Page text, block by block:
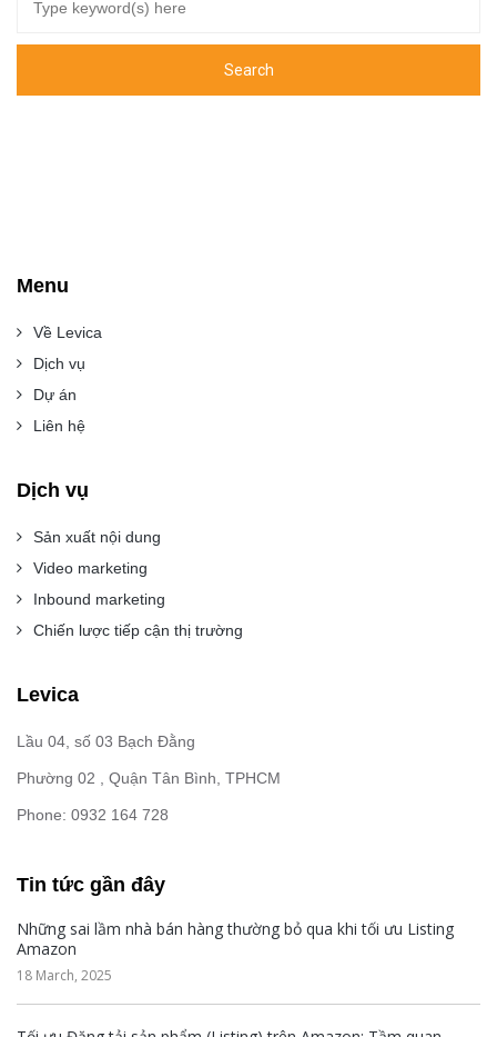
Menu
Về Levica
Dịch vụ
Dự án
Liên hệ
Dịch vụ
Sản xuất nội dung
Video marketing
Inbound marketing
Chiến lược tiếp cận thị trường
Levica
Lầu 04, số 03 Bạch Đằng
Phường 02 , Quận Tân Bình, TPHCM
Phone: 0932 164 728
Tin tức gần đây
Những sai lầm nhà bán hàng thường bỏ qua khi tối ưu Listing
Amazon
18 March, 2025